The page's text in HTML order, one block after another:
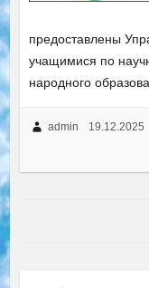
предоставлены
учащимися по
народного
admin 19.12.2025